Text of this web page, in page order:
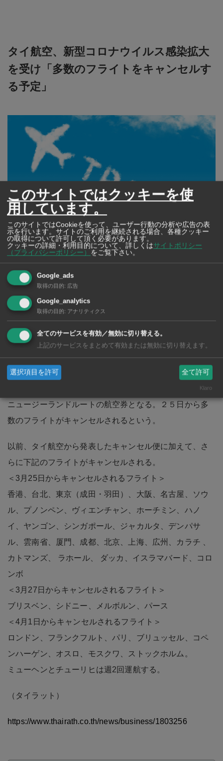
タイ航空、新型コロナウイルス感染拡大
を受け「多数のフライトをキャンセルす
る予定」
ナウイルス感染拡大防止対策に応じたという。25日から
は、チエンマイ、プーケット、クラビ行きのフライトに
関しては、タイ・スマイル航空が代わりに運航する。
また、25日以前に発券した航空券は無料でトラベルバウ
チャーに交換。利用期限は１年間となる。対象は、3月25
日～5月31日の間の行程のアジアルートの航空券と、4月1
日～5月31日の間の行程のヨーロッパ、オーストラリア、
ニュージーランドルートの航空券となる。２５日から多
数のフライトがキャンセルされるという。
以前、タイ航空から発表したキャンセル便に加えて、さ
らに下記のフライトがキャンセルされる。
＜3月25日からキャンセルされるフライト＞
香港、台北、東京（成田・羽田）、大阪、名古屋、ソウ
ル、プノンペン、ヴィエンチャン、ホーチミン、ハノ
イ、ヤンゴン、シンガポール、ジャカルタ、デンパサ
ル、雲南省、厦門、成都、北京、上海、広州、カラチ 、
カトマンズ、 ラホール、 ダッカ、イスラマバード、コロ
ンボ
＜3月27日からキャンセルされるフライト＞
ブリスベン、シドニー、メルボルン、パース
＜4月1日からキャンセルされるフライト＞
ロンドン、フランクフルト、パリ、ブリュッセル、コペ
ンハーゲン、オスロ、モスクワ、ストックホルム。
ミューヘンとチューリヒは週2回運航する。
（タイラット）
https://www.thairath.co.th/news/business/1803256
このサイトではクッキーを使
用しています。
このサイトではCookieを使って、ユーザー行動の分析や広告の表
示を行います。サイトのご利用を継続される場合、各種クッキー
の取得について許可して頂く必要があります。
クッキーの詳細・利用目的について、詳しくはサイトポリシー
（プライバシーポリシー）
をご覧下さい。
Google_ads
取得の目的: 広告
Google_analytics
取得の目的: アナリティクス
全てのサービスを有効／無効に切り替える。
上記のサービスをまとめて有効または無効に切り替えます。
選択項目を許可 全て許可
Klaro